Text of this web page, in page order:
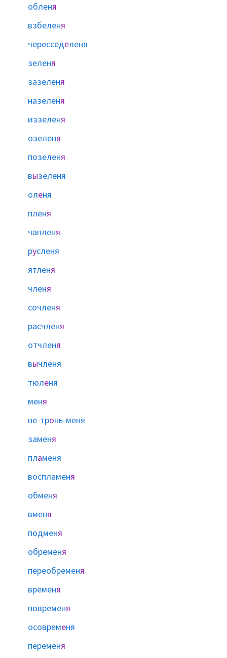
обленя
взбеленя
чересседеленя
зеленя
зазеленя
назеленя
иззеленя
озеленя
позеленя
вызеленя
оленя
пленя
чапленя
русленя
ятленя
членя
сочленя
расчленя
отчленя
вычленя
тюленя
меня
не-тронь-меня
заменя
пламеня
воспламеня
обменя
вменя
подменя
обременя
переобременя
временя
повременя
осовременя
переменя